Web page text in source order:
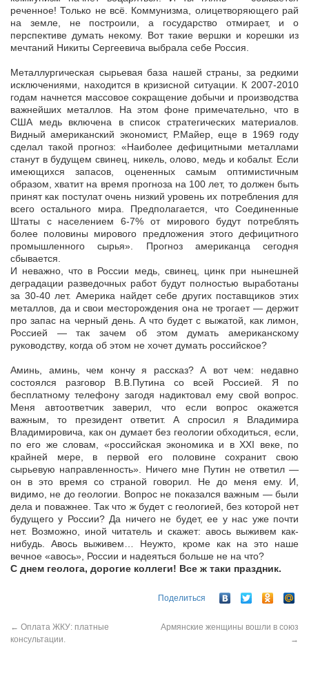
реченное! Только не всё. Коммунизма, олицетворяющего рай
на земле, не построили, а государство отмирает, и о
перспективе думать некому. Вот такие вершки и корешки из
мечтаний Никиты Сергеевича выбрала себе Россия.
Металлургическая сырьевая база нашей страны, за редкими
исключениями, находится в кризисной ситуации. К 2007-2010
годам начнется массовое сокращение добычи и производства
важнейших металлов. На этом фоне примечательно, что в
США медь включена в список стратегических материалов.
Видный американский экономист, Р.Майер, еще в 1969 году
сделал такой прогноз: «Наиболее дефицитными металлами
станут в будущем свинец, никель, олово, медь и кобальт. Если
имеющихся запасов, оцененных самым оптимистичным
образом, хватит на время прогноза на 100 лет, то должен быть
принят как постулат очень низкий уровень их потребления для
всего остального мира. Предполагается, что Соединенные
Штаты с населением 6-7% от мирового будут потреблять
более половины мирового предложения этого дефицитного
промышленного сырья». Прогноз американца сегодня
сбывается.
И неважно, что в России медь, свинец, цинк при нынешней
деградации разведочных работ будут полностью выработаны
за 30-40 лет. Америка найдет себе других поставщиков этих
металлов, да и свои месторождения она не трогает — держит
про запас на черный день. А что будет с выжатой, как лимон,
Россией — так зачем об этом думать американскому
руководству, когда об этом не хочет думать российское?
Аминь, аминь, чем кончу я рассказ? А вот чем: недавно
состоялся разговор В.В.Путина со всей Россией. Я по
бесплатному телефону загодя надиктовал ему свой вопрос.
Меня автоответчик заверил, что если вопрос окажется
важным, то президент ответит. А спросил я Владимира
Владимировича, как он думает без геологии обходиться, если,
по его же словам, «российская экономика и в XXI веке, по
крайней мере, в первой его половине сохранит свою
сырьевую направленность». Ничего мне Путин не ответил —
он в это время со страной говорил. Не до меня ему. И,
видимо, не до геологии. Вопрос не показался важным — были
дела и поважнее. Так что ж будет с геологией, без которой нет
будущего у России? Да ничего не будет, ее у нас уже почти
нет. Возможно, иной читатель и скажет: авось выживем как-
нибудь. Авось выживем… Неужто, кроме как на это наше
вечное «авось», России и надеяться больше не на что?
С днем геолога, дорогие коллеги! Все ж таки праздник.
Поделиться
← Оплата ЖКУ: платные
консультации.
Армянские женщины вошли в союз
→